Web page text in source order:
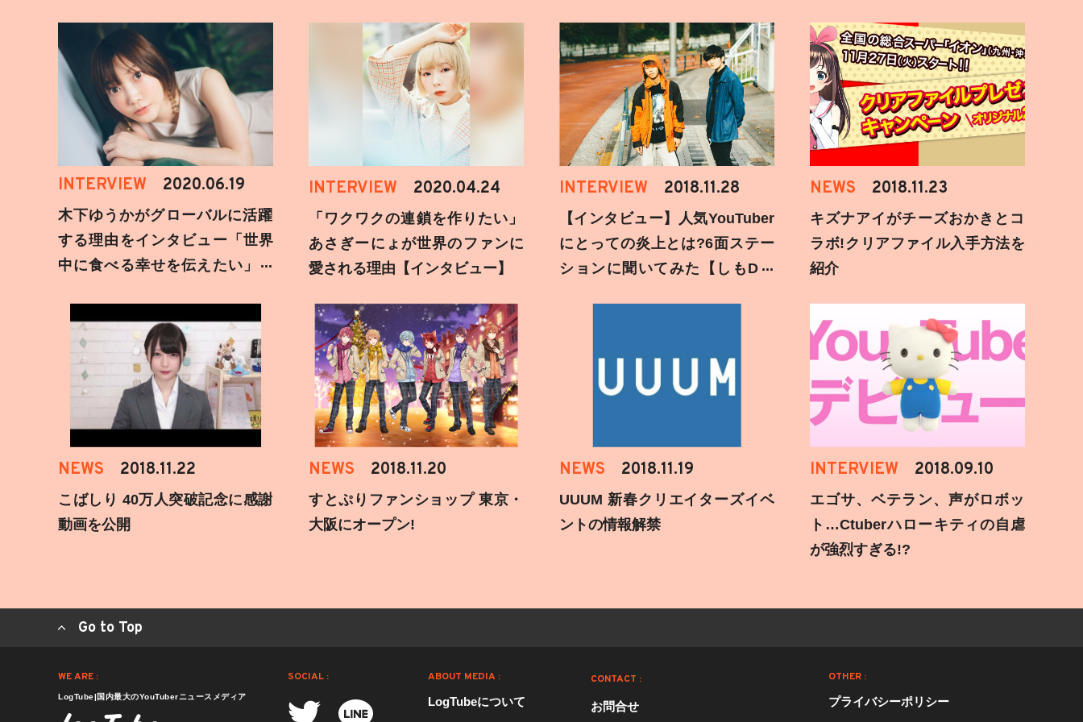
INTERVIEW 2020.06.19
木下ゆうかがグローバルに活躍
する理由をインタビュー「世界
中に食べる幸せを伝えたい」新
INTERVIEW 2020.04.24
「ワクワクの連鎖を作りたい」
あさぎーにょが世界のファンに
愛される理由【インタビュー】
INTERVIEW 2018.11.28
【インタビュー】人気YouTuber
にとっての炎上とは?6面ステー
ションに聞いてみた【しもD遅
NEWS 2018.11.23
キズナアイがチーズおかきとコ
ラボ!クリアファイル入手方法を
紹介
NEWS 2018.11.22
こばしり 40万人突破記念に感謝
動画を公開
NEWS 2018.11.20
すとぷりファンショップ 東京・
大阪にオープン!
NEWS 2018.11.19
UUUM 新春クリエイターズイベ
ントの情報解禁
INTERVIEW 2018.09.10
エゴサ、ベテラン、声がロボッ
ト…Ctuberハローキティの自虐
が強烈すぎる!?
Go to Top
WE ARE :
LogTube|国内最大のYouTuberニュースメディア
SOCIAL : ABOUT MEDIA :
LogTubeについて
CONTACT :
お問合せ
OTHER :
プライバシーポリシー